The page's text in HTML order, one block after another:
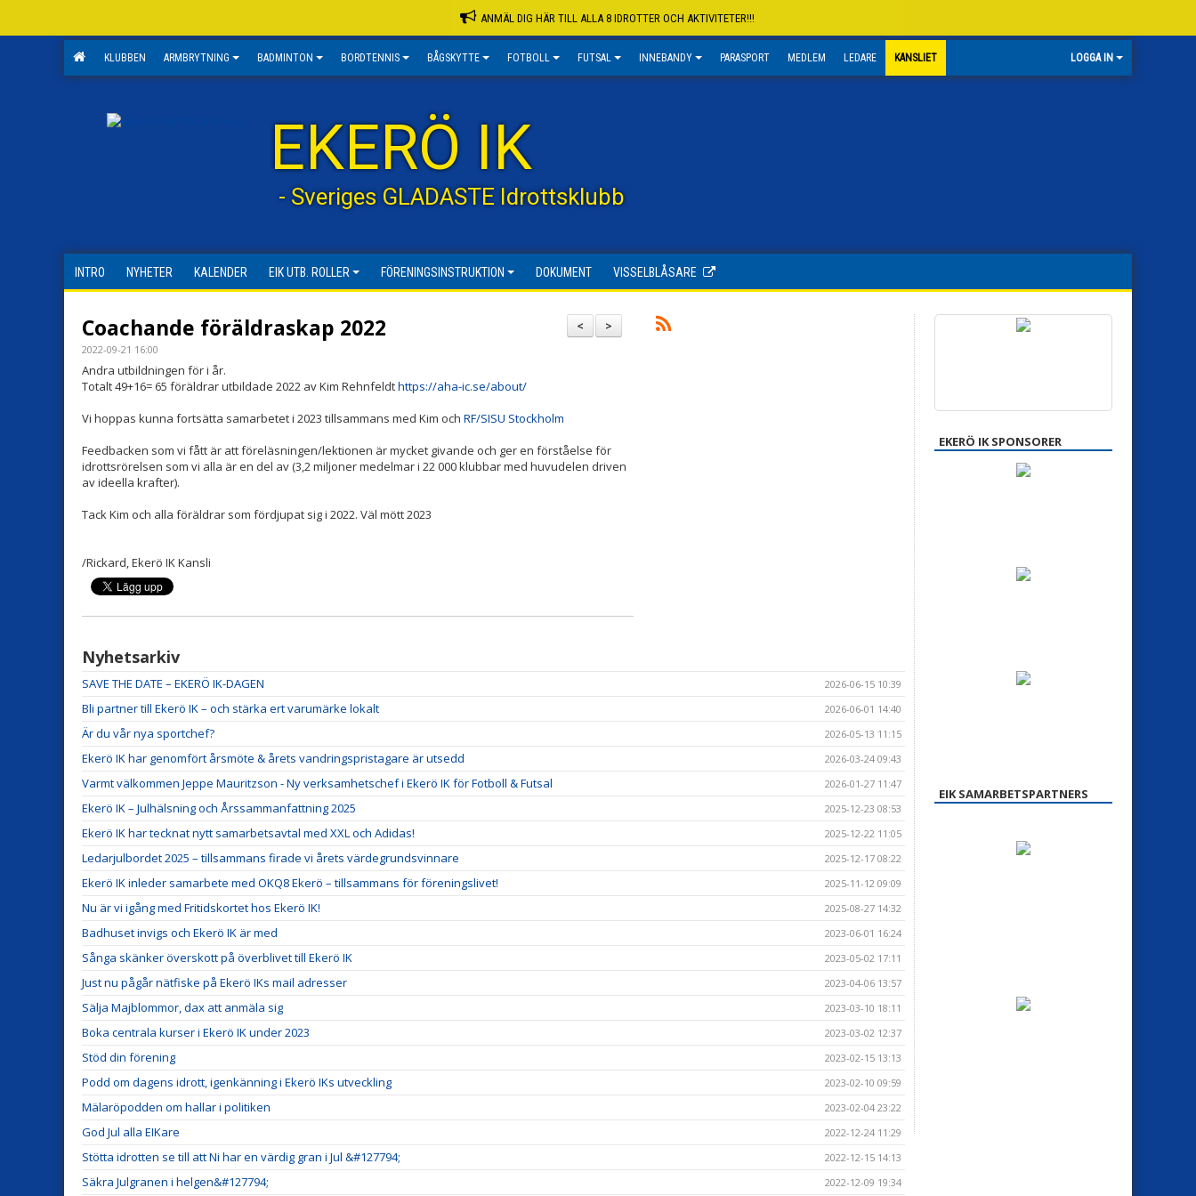
ANMÄL DIG HÄR TILL ALLA 8 IDROTTER OCH AKTIVITETER!!!
KLUBBEN ARMBRYTNING BADMINTON BORDTENNIS BÅGSKYTTE FOTBOLL FUTSAL INNEBANDY PARASPORT MEDLEM LEDARE KANSLIET LOGGA IN
EKERÖ IK
- Sveriges GLADASTE Idrottsklubb
INTRO NYHETER KALENDER EIK UTB. ROLLER FÖRENINGSINSTRUKTION DOKUMENT VISSELBLÅSARE
>
<
Coachande föräldraskap 2022
2022-09-21 16:00
Andra utbildningen för i år.
Totalt 49+16= 65 föräldrar utbildade 2022 av Kim Rehnfeldthttps://aha-ic.se/about/
Vi hoppas kunna fortsätta samarbetet i 2023 tillsammans med Kim och RF/SISU Stockholm
Feedbacken som vi fått är att föreläsningen/lektionen är mycket givande och ger en förståelse för
idrottsrörelsen som vi alla är en del av (3,2 miljoner medelmar i 22 000 klubbar med huvudelen driven
av ideella krafter).
Tack Kim och alla föräldrar som fördjupat sig i 2022. Väl mött 2023
/Rickard, Ekerö IK Kansli
Nyhetsarkiv
SAVE THE DATE – EKERÖ IK-DAGEN 2026-06-15 10:39
Bli partner till Ekerö IK – och stärka ert varumärke lokalt 2026-06-01 14:40
Är du vår nya sportchef? 2026-05-13 11:15
Ekerö IK har genomfört årsmöte & årets vandringspristagare är utsedd 2026-03-24 09:43
Varmt välkommen Jeppe Mauritzson - Ny verksamhetschef i Ekerö IK för Fotboll & Futsal 2026-01-27 11:47
Ekerö IK – Julhälsning och Årssammanfattning 2025 2025-12-23 08:53
Ekerö IK har tecknat nytt samarbetsavtal med XXL och Adidas! 2025-12-22 11:05
Ledarjulbordet 2025 – tillsammans firade vi årets värdegrundsvinnare 2025-12-17 08:22
Ekerö IK inleder samarbete med OKQ8 Ekerö – tillsammans för föreningslivet! 2025-11-12 09:09
Nu är vi igång med Fritidskortet hos Ekerö IK! 2025-08-27 14:32
Badhuset invigs och Ekerö IK är med 2023-06-01 16:24
Sånga skänker överskott på överblivet till Ekerö IK 2023-05-02 17:11
Just nu pågår nätfiske på Ekerö IKs mail adresser 2023-04-06 13:57
Sälja Majblommor, dax att anmäla sig 2023-03-10 18:11
Boka centrala kurser i Ekerö IK under 2023 2023-03-02 12:37
Stöd din förening 2023-02-15 13:13
Podd om dagens idrott, igenkänning i Ekerö IKs utveckling 2023-02-10 09:59
Mälaröpodden om hallar i politiken 2023-02-04 23:22
God Jul alla EIKare 2022-12-24 11:29
Stötta idrotten se till att Ni har en värdig gran i Jul &#127794; 2022-12-15 14:13
Säkra Julgranen i helgen&#127794; 2022-12-09 19:34
EKERÖ IK SPONSORER
EIK SAMARBETSPARTNERS